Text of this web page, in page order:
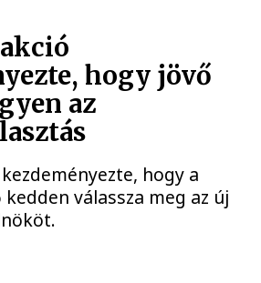
hogy jövő
az
hogy a
válassza meg az új